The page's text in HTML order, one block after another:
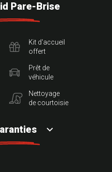
Pare-Brise
Kit d'accueil
offert
Prêt de
véhicule
Nettoyage
de courtoisie